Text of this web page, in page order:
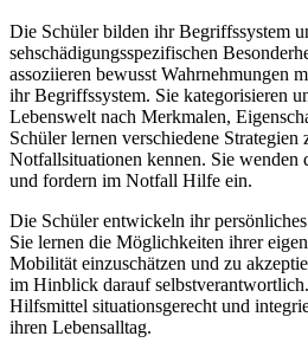
Die Schüler bilden ihr Begriffssystem
sehschädigungsspezifischen
assoziieren bewusst Wahrnehmungen
ihr Begriffssystem. Sie kategorisieren
Lebenswelt nach Merkmalen,
Schüler lernen verschiedene
Notfallsituationen kennen. Sie wenden
und fordern im Notfall Hilfe ein.
Die Schüler entwickeln ihr
Sie lernen die Möglichkeiten ihrer
Mobilität einzuschätzen und zu
im Hinblick darauf
Hilfsmittel situationsgerecht und
ihren Lebensalltag.